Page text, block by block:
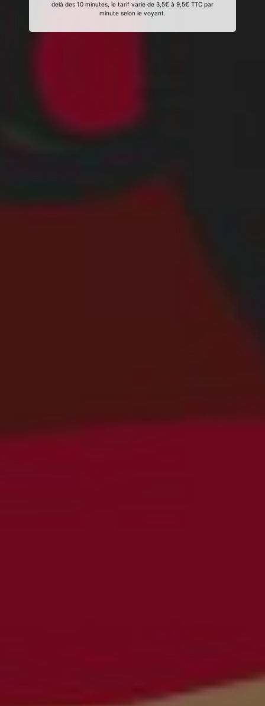
delà des 10 minutes, le tarif varie de 3,5€ à 9,5€ TTC par
minute selon le voyant.